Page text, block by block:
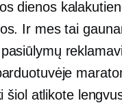
dienos
Ir mes tai
šiol atlikote